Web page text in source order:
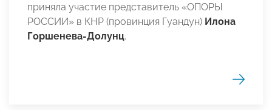
приняла участие представитель «ОПОРЫ
РОССИИ» в КНР (провинция Гуандун) Илона
Горшенева-Долунц.